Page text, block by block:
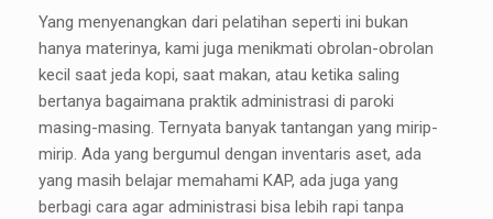
Yang menyenangkan dari pelatihan seperti ini bukan
hanya materinya, kami juga menikmati obrolan-obrolan
kecil saat jeda kopi, saat makan, atau ketika saling
bertanya bagaimana praktik administrasi di paroki
masing-masing. Ternyata banyak tantangan yang mirip-
mirip. Ada yang bergumul dengan inventaris aset, ada
yang masih belajar memahami KAP, ada juga yang
berbagi cara agar administrasi bisa lebih rapi tanpa